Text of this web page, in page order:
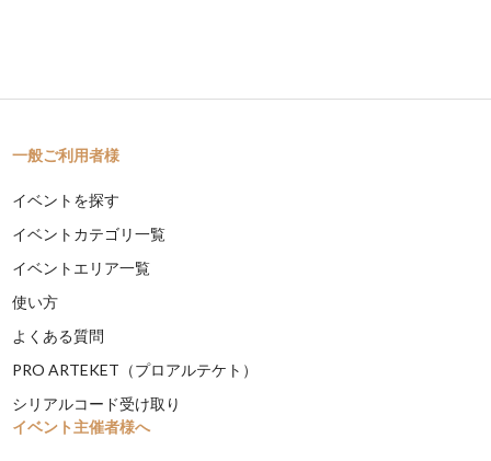
一般ご利用者様
イベントを探す
イベントカテゴリ一覧
イベントエリア一覧
使い方
よくある質問
PRO ARTEKET（プロアルテケト）
シリアルコード受け取り
イベント主催者様へ